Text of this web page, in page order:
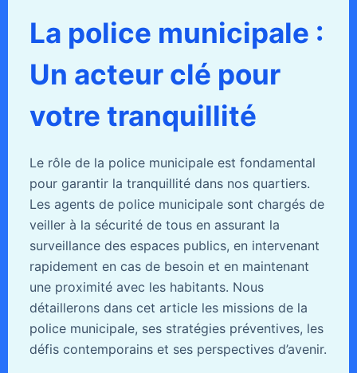
La police municipale :
Un acteur clé pour
votre tranquillité
Le rôle de la police municipale est fondamental
pour garantir la tranquillité dans nos quartiers.
Les agents de police municipale sont chargés de
veiller à la sécurité de tous en assurant la
surveillance des espaces publics, en intervenant
rapidement en cas de besoin et en maintenant
une proximité avec les habitants. Nous
détaillerons dans cet article les missions de la
police municipale, ses stratégies préventives, les
défis contemporains et ses perspectives d’avenir.